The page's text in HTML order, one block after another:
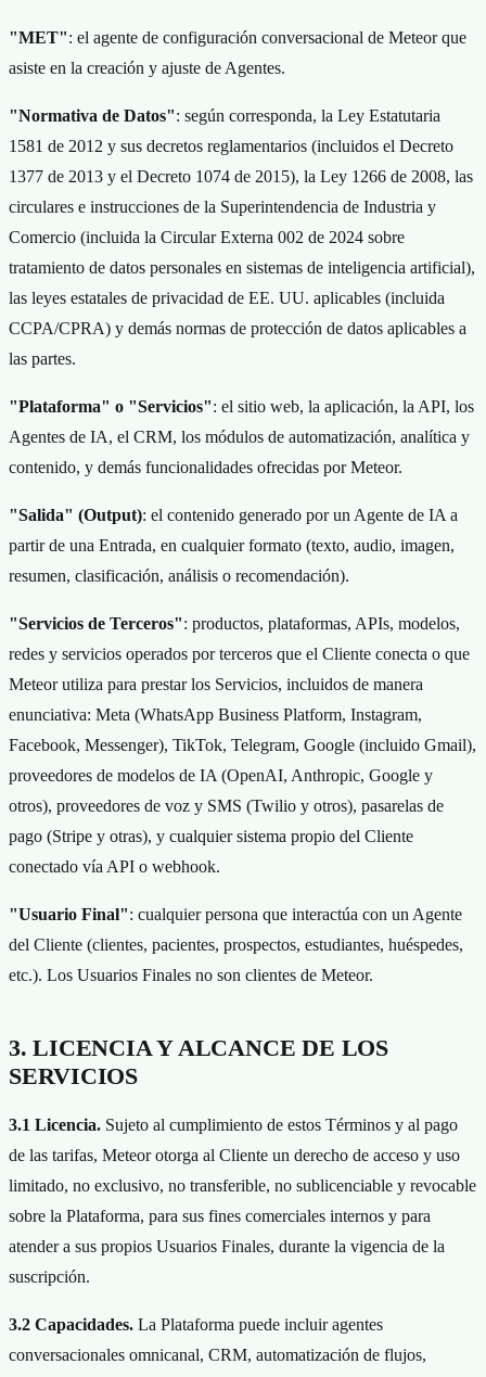
"MET": el agente de configuración conversacional de Meteor que
asiste en la creación y ajuste de Agentes.
"Normativa de Datos": según corresponda, la Ley Estatutaria
1581 de 2012 y sus decretos reglamentarios (incluidos el Decreto
1377 de 2013 y el Decreto 1074 de 2015), la Ley 1266 de 2008, las
circulares e instrucciones de la Superintendencia de Industria y
Comercio (incluida la Circular Externa 002 de 2024 sobre
tratamiento de datos personales en sistemas de inteligencia artificial),
las leyes estatales de privacidad de EE. UU. aplicables (incluida
CCPA/CPRA) y demás normas de protección de datos aplicables a
las partes.
"Plataforma" o "Servicios": el sitio web, la aplicación, la API, los
Agentes de IA, el CRM, los módulos de automatización, analítica y
contenido, y demás funcionalidades ofrecidas por Meteor.
"Salida" (Output): el contenido generado por un Agente de IA a
partir de una Entrada, en cualquier formato (texto, audio, imagen,
resumen, clasificación, análisis o recomendación).
"Servicios de Terceros": productos, plataformas, APIs, modelos,
redes y servicios operados por terceros que el Cliente conecta o que
Meteor utiliza para prestar los Servicios, incluidos de manera
enunciativa: Meta (WhatsApp Business Platform, Instagram,
Facebook, Messenger), TikTok, Telegram, Google (incluido Gmail),
proveedores de modelos de IA (OpenAI, Anthropic, Google y
otros), proveedores de voz y SMS (Twilio y otros), pasarelas de
pago (Stripe y otras), y cualquier sistema propio del Cliente
conectado vía API o webhook.
"Usuario Final": cualquier persona que interactúa con un Agente
del Cliente (clientes, pacientes, prospectos, estudiantes, huéspedes,
etc.). Los Usuarios Finales no son clientes de Meteor.
3. LICENCIA Y ALCANCE DE LOS
SERVICIOS
3.1 Licencia. Sujeto al cumplimiento de estos Términos y al pago
de las tarifas, Meteor otorga al Cliente un derecho de acceso y uso
limitado, no exclusivo, no transferible, no sublicenciable y revocable
sobre la Plataforma, para sus fines comerciales internos y para
atender a sus propios Usuarios Finales, durante la vigencia de la
suscripción.
3.2 Capacidades. La Plataforma puede incluir agentes
conversacionales omnicanal, CRM, automatización de flujos,